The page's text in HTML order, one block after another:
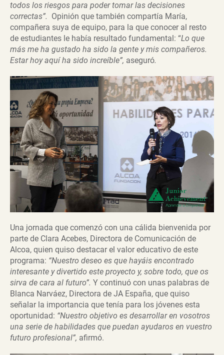
todos los riesgos para poder tomar las decisiones
correctas”. Opinión que también compartía María,
compañera suya de equipo, para la que conocer al resto
de estudiantes le había resultado fundamental: “Lo que
más me ha gustado ha sido la gente y mis compañeros.
Estar hoy aquí ha sido increíble”, aseguró.
Una jornada que comenzó con una cálida bienvenida por
parte de Clara Acebes, Directora de Comunicación de
Alcoa, quien quiso destacar el valor educativo de este
programa: “Nuestro deseo es que hayáis encontrado
interesante y divertido este proyecto y, sobre todo, que os
sirva de cara al futuro”. Y continuó con unas palabras de
Blanca Narváez, Directora de JA España, que quiso
señalar la importancia que tenía para los jóvenes esta
oportunidad: “Nuestro objetivo es desarrollar en vosotros
una serie de habilidades que puedan ayudaros en vuestro
futuro profesional”, afirmó.